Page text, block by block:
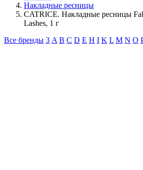
Накладные ресницы
CATRICE. Накладные ресницы
Lashes, 1 г
Все бренды 3 A B C D E H I K L M N O